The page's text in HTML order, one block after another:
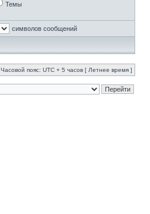
Темы
символов сообщений
Часовой пояс: UTC + 5 часов [ Летнее время ]